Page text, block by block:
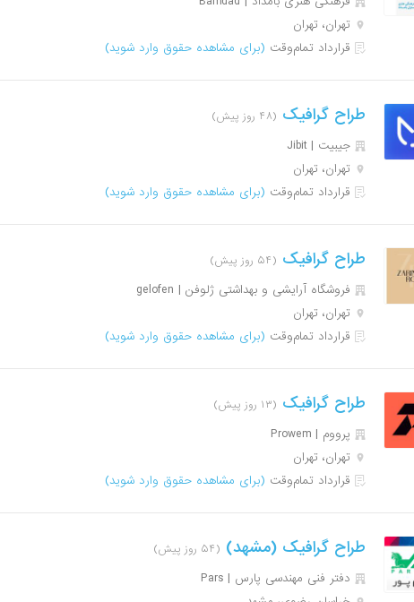
تهران، تهران
قرارداد تمام‌وقت (برای مشاهده حقوق وارد شوید)
طراح گرافیک (۴۸ روز پیش)
جیبیت | Jibit
تهران، تهران
قرارداد تمام‌وقت (برای مشاهده حقوق وارد شوید)
طراح گرافیک (۵۴ روز پیش)
فروشگاه آرایشی و بهداشتی ژلوفن | gelofen
تهران، تهران
قرارداد تمام‌وقت (برای مشاهده حقوق وارد شوید)
طراح گرافیک (۱۳ روز پیش)
پرووم | Prowem
تهران، تهران
قرارداد تمام‌وقت (برای مشاهده حقوق وارد شوید)
طراح گرافیک (مشهد) (۵۴ روز پیش)
دفتر فنی مهندسی پارس | Pars